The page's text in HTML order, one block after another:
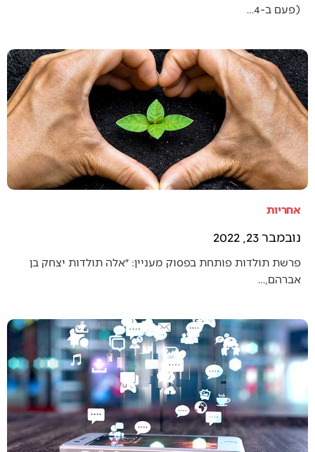
(פעם ב-4…
אחריות
נובמבר 23, 2022
פרשת תולדות פותחת בפסוק מעניין: ״אלה תולדות יצחק בן
אברהם,…